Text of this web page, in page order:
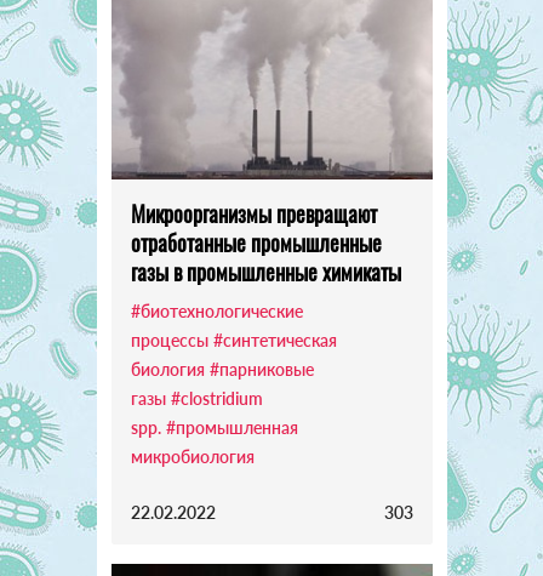
Микроорганизмы превращают
отработанные промышленные
газы в промышленные химикаты
#биотехнологические
процессы #синтетическая
биология #парниковые
газы #clostridium
spp. #промышленная
микробиология
22.02.2022 303